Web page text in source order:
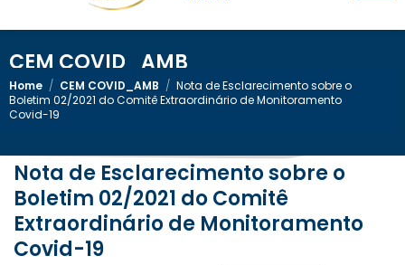
CEM COVID_AMB
Home / CEM COVID_AMB / Nota de Esclarecimento sobre o
Boletim 02/2021 do Comitê Extraordinário de Monitoramento
Covid-19
Nota de Esclarecimento sobre o
Boletim 02/2021 do Comitê
Extraordinário de Monitoramento
Covid-19